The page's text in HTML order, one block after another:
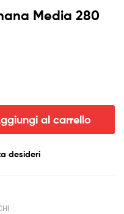
Media 280
al carrello
desideri